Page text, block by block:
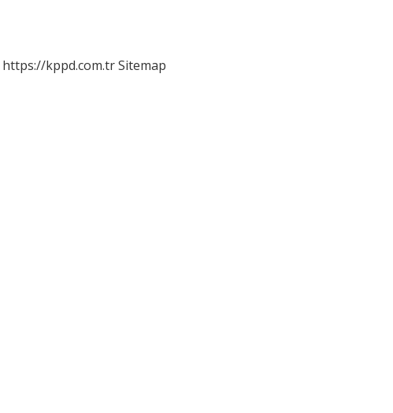
https://kppd.com.trSitemap